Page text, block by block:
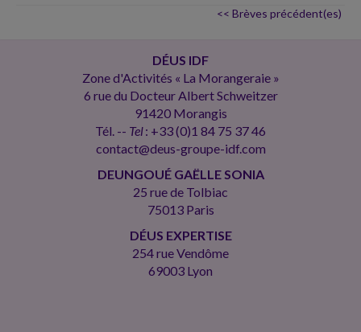
<< Brèves précédent(es)
DÉUS IDF
Zone d'Activités « La Morangeraie »
6 rue du Docteur Albert Schweitzer
91420 Morangis
Tél. -- Tel: +33 (0)1 84 75 37 46
contact@deus-groupe-idf.com
DEUNGOUÉ GAËLLE SONIA
25 rue de Tolbiac
75013 Paris
DÉUS EXPERTISE
254 rue Vendôme
69003 Lyon